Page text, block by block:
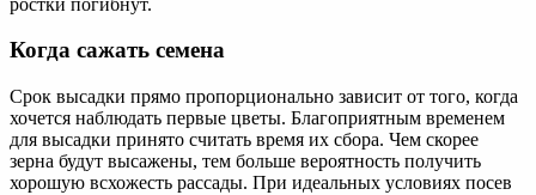
Когда сажать семена
Срок высадки прямо пропорционально зависит от того, когда
хочется наблюдать первые цветы. Благоприятным временем
для высадки принято считать время их сбора. Чем скорее
зерна будут высажены, тем больше вероятность получить
хорошую всхожесть рассады. При идеальных условиях посев